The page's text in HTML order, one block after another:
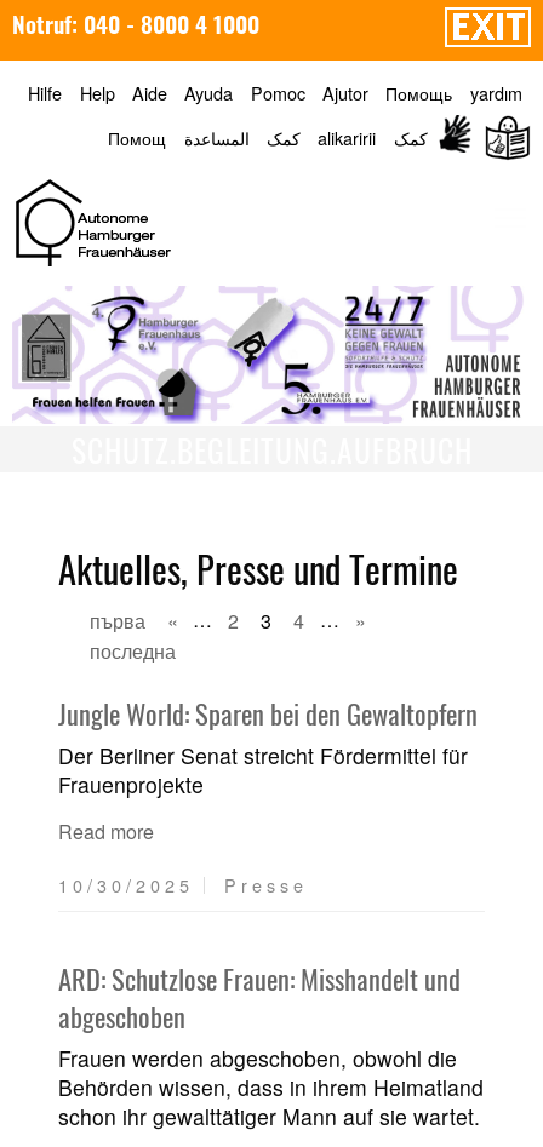
Notruf: 040 - 8000 4 1000
Hilfe Help Aide Ayuda Pomoc Ajutor Помощь
yardım
Помощ
المساعدة کمک alikaririi کمک
Aktuelles, Presse und Termine
първа « … 2 3 4 …
»
последна
Jungle World: Sparen bei den Gewaltopfern
Der Berliner Senat streicht Fördermittel für
Frauenprojekte
Read more
10/30/2025 Presse
ARD: Schutzlose Frauen: Misshandelt und
abgeschoben
Frauen werden abgeschoben, obwohl die
Behörden wissen, dass in ihrem Heimatland
schon ihr gewalttätiger Mann auf sie wartet.